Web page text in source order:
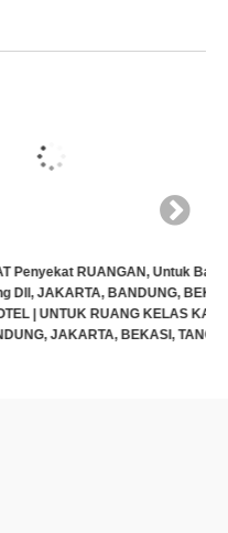
RUANGAN, Untuk Ballroom,
BANDUNG, BEKASI,
RUANG KELAS KAMPUS |
BEKASI, TANGERANG